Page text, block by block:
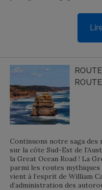
Continuons notre saga
sur la côte Sud-Est de
la Great Ocean Road ! La
parmi les routes mythiques
vient à l’esprit de William
d’administration des